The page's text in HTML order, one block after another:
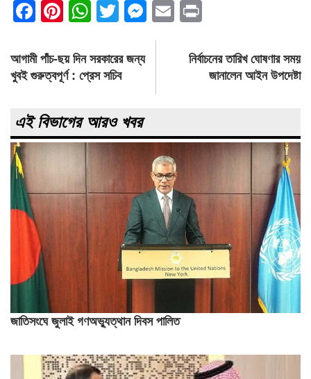
Facebook
Pinterest
WhatsApp
TwitterMessenger
Email
Post
navigation
আগামী পাঁচ-ছয় দিন সরকারের জন্য
খুবই গুরুত্বপূর্ণ : প্রেস সচিব
নির্বাচনের তারিখ ঘোষণার সময়
জানালেন আইন উপদেষ্টা
এই বিভাগের আরও খবর
জাতিসংঘে জুলাই গণঅভ্যুত্থান দিবস পালিত